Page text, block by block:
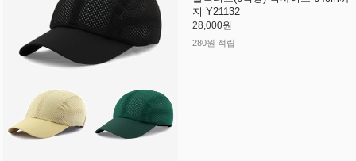
지 Y21132
28,000원
280원 적립